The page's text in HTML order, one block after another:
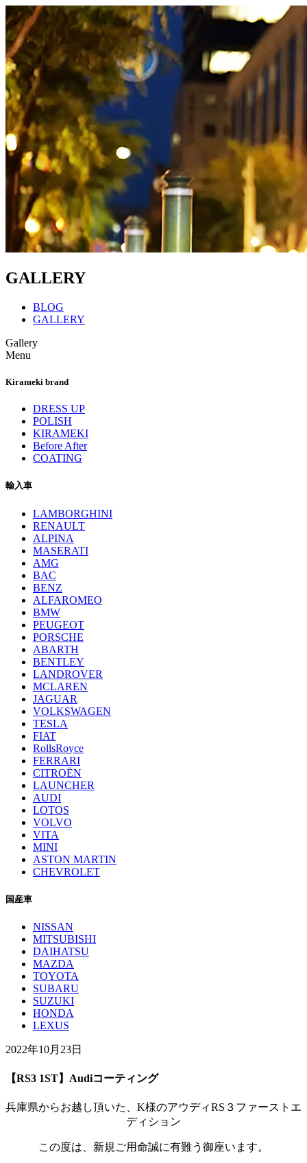
GALLERY
BLOG
GALLERY
Gallery
Menu
Kirameki brand
DRESS UP
POLISH
KIRAMEKI
Before After
COATING
輸入車
LAMBORGHINI
RENAULT
ALPINA
MASERATI
AMG
BAC
BENZ
ALFAROMEO
BMW
PEUGEOT
PORSCHE
ABARTH
BENTLEY
LANDROVER
MCLAREN
JAGUAR
VOLKSWAGEN
TESLA
FIAT
RollsRoyce
FERRARI
CITROËN
LAUNCHER
AUDI
LOTOS
VOLVO
VITA
MINI
ASTON MARTIN
CHEVROLET
国産車
NISSAN
MITSUBISHI
DAIHATSU
MAZDA
TOYOTA
SUBARU
SUZUKI
HONDA
LEXUS
2022年10月23日
【RS3 1ST】Audiコーティング
兵庫県からお越し頂いた、K様のアウディRS３ファーストエ
ディション
この度は、新規ご用命誠に有難う御座います。